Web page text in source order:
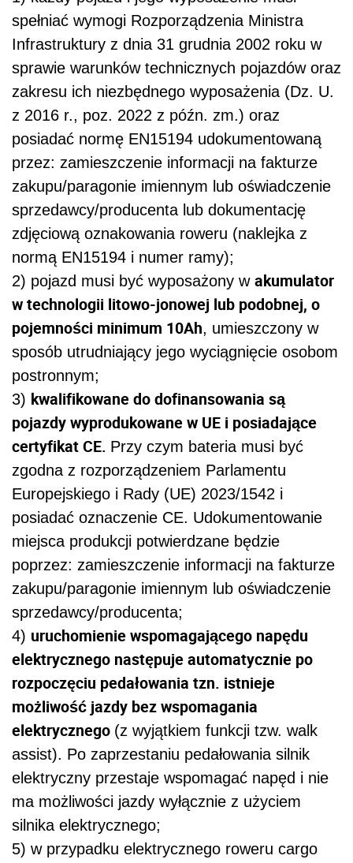
spełniać wymogi Rozporządzenia Ministra
Infrastruktury z dnia 31 grudnia 2002 roku w
sprawie warunków technicznych pojazdów oraz
zakresu ich niezbędnego wyposażenia (Dz. U.
z 2016 r., poz. 2022 z późn. zm.) oraz
posiadać normę EN15194 udokumentowaną
przez: zamieszczenie informacji na fakturze
zakupu/paragonie imiennym lub oświadczenie
sprzedawcy/producenta lub dokumentację
zdjęciową oznakowania roweru (naklejka z
normą EN15194 i numer ramy);
2) pojazd musi być wyposażony w akumulator
w technologii litowo-jonowej lub podobnej, o
pojemności minimum 10Ah, umieszczony w
sposób utrudniający jego wyciągnięcie osobom
postronnym;
3) kwalifikowane do dofinansowania są
pojazdy wyprodukowane w UE i posiadające
certyfikat CE. Przy czym bateria musi być
zgodna z rozporządzeniem Parlamentu
Europejskiego i Rady (UE) 2023/1542 i
posiadać oznaczenie CE. Udokumentowanie
miejsca produkcji potwierdzane będzie
poprzez: zamieszczenie informacji na fakturze
zakupu/paragonie imiennym lub oświadczenie
sprzedawcy/producenta;
4) uruchomienie wspomagającego napędu
elektrycznego następuje automatycznie po
rozpoczęciu pedałowania tzn. istnieje
możliwość jazdy bez wspomagania
elektrycznego (z wyjątkiem funkcji tzw. walk
assist). Po zaprzestaniu pedałowania silnik
elektryczny przestaje wspomagać napęd i nie
ma możliwości jazdy wyłącznie z użyciem
silnika elektrycznego;
5) w przypadku elektrycznego roweru cargo